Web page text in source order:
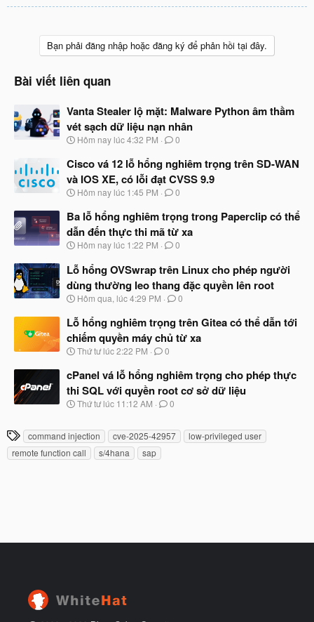
Bạn phải đăng nhập hoặc đăng ký để phản hồi tại đây.
Bài viết liên quan
Vanta Stealer lộ mặt: Malware Python âm thầm
vét sạch dữ liệu nạn nhân
N
à
b
ắ
đ
ầ
u
Hôm nay lúc 4:32 PM 0
Cisco vá 12 lỗ hổng nghiêm trọng trên SD-WAN
và IOS XE, có lỗi đạt CVSS 9.9
N
à
y
b
ắ
đ
ầ
u
Hôm nay lúc 1:45 PM 0
Ba lỗ hổng nghiêm trọng trong Paperclip có thể
dẫn đến thực thi mã từ xa
N
à
y
b
ắ
đ
ầ
u
Hôm nay lúc 1:22 PM 0
Lỗ hổng OVSwrap trên Linux cho phép người
dùng thường leo thang đặc quyền lên root
N
à
b
ắ
đ
ầ
u
Hôm qua, lúc 4:29 PM 0
Lỗ hổng nghiêm trọng trên Gitea có thể dẫn tới
chiếm quyền máy chủ từ xa
N
à
b
ắ
đ
ầ
u
Thứ tư lúc 2:22 PM 0
cPanel vá lỗ hổng nghiêm trọng cho phép thực
thi SQL với quyền root cơ sở dữ liệu
N
y
b
ắ
Thứ tư lúc 11:12 AM 0
T
h
ẻ
command injection cve-2025-42957
low-privileged user
remote function call
s/4hana sap